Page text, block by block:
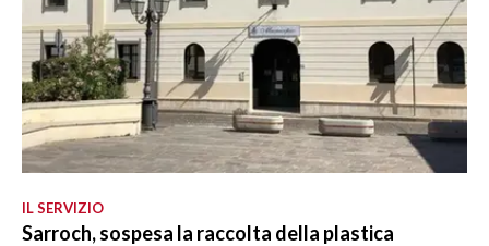
IL SERVIZIO
Sarroch, sospesa la raccolta della plastica